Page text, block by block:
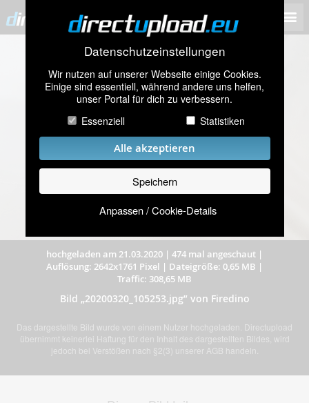
Datenschutzeinstellungen
Wir nutzen auf unserer Webseite einige Cookies.
Einige sind essentiell, während andere uns helfen,
unser Portal für dich zu verbessern.
Essenziell
Statistiken
Alle akzeptieren
Speichern
Anpassen / Cookie-Details
hochgeladen am 21.03.2020 | 474 mal angeschaut |
Auflösung: 2642x1761 Pixel | Dateigröße: 0,65 MB |
Traffic: 308,65 MB
Bild „20200320_105253.jpg” von Firedino
Das dargestellte Bild wurde von einem Nutzer hochgeladen. Directupload
übernimmt keinerlei Haftung für den Inhalt des dargestellten Bildes, wird
jedoch bei Verstößen nach §2(3) unserer AGB handeln.